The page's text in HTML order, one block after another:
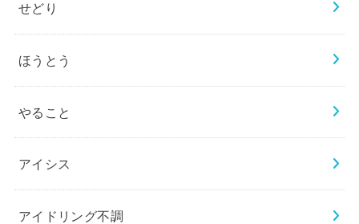
せどり
ほうとう
やること
アイシス
アイドリング不調